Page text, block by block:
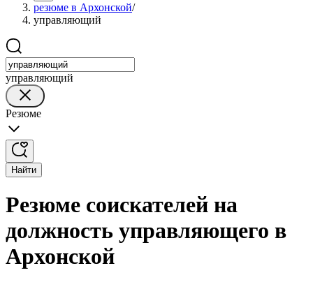
резюме в Архонской/
управляющий
управляющий
Резюме
Найти
Резюме соискателей на
должность управляющего в
Архонской